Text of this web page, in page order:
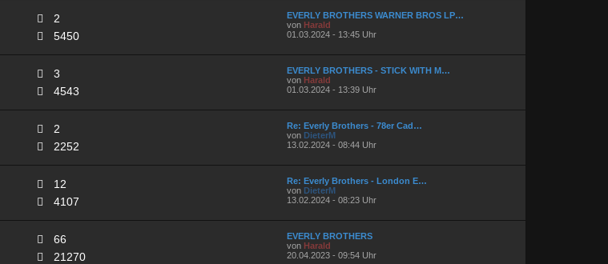
2
5450
EVERLY BROTHERS WARNER BROS LP…
von Harald
01.03.2024 - 13:45 Uhr
3
4543
EVERLY BROTHERS - STICK WITH M…
von Harald
01.03.2024 - 13:39 Uhr
2
2252
Re: Everly Brothers - 78er Cad…
von DieterM
13.02.2024 - 08:44 Uhr
12
4107
Re: Everly Brothers - London E…
von DieterM
13.02.2024 - 08:23 Uhr
66
21270
EVERLY BROTHERS
von Harald
20.04.2023 - 09:54 Uhr